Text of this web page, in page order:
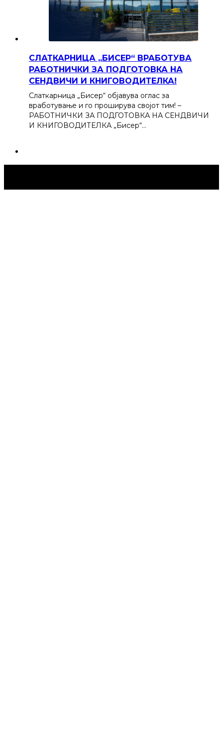
СЛАТКАРНИЦА „БИСЕР“ ВРАБОТУВА
РАБОТНИЧКИ ЗА ПОДГОТОВКА НА
СЕНДВИЧИ И КНИГОВОДИТЕЛКА!
Слаткарница „Бисер“ објавува оглас за
вработување и го проширува својот тим! –
РАБОТНИЧКИ ЗА ПОДГОТОВКА НА СЕНДВИЧИ
И КНИГОВОДИТЕЛКА „Бисер“…